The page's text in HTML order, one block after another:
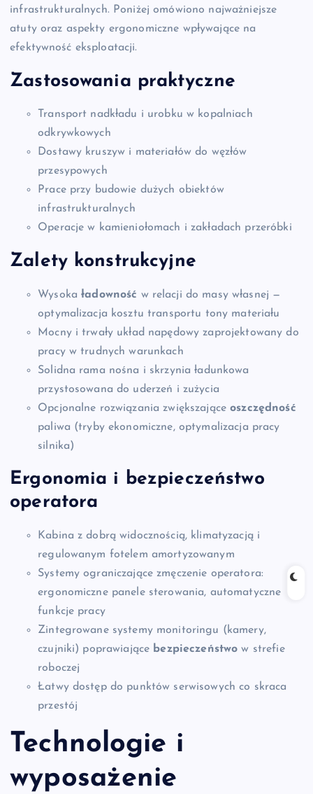
infrastrukturalnych. Poniżej omówiono najważniejsze
atuty oraz aspekty ergonomiczne wpływające na
efektywność eksploatacji.
Zastosowania praktyczne
Transport nadkładu i urobku w kopalniach
odkrywkowych
Dostawy kruszyw i materiałów do węzłów
przesypowych
Prace przy budowie dużych obiektów
infrastrukturalnych
Operacje w kamieniołomach i zakładach przeróbki
Zalety konstrukcyjne
Wysokaładowność w relacji do masy własnej —
optymalizacja kosztu transportu tony materiału
Mocny i trwały układ napędowy zaprojektowany do
pracy w trudnych warunkach
Solidna rama nośna i skrzynia ładunkowa
przystosowana do uderzeń i zużycia
Opcjonalne rozwiązania zwiększająceoszczędność
paliwa (tryby ekonomiczne, optymalizacja pracy
silnika)
Ergonomia i bezpieczeństwo
operatora
Kabina z dobrą widocznością, klimatyzacją i
regulowanym fotelem amortyzowanym
Systemy ograniczające zmęczenie operatora:
ergonomiczne panele sterowania, automatyczne
funkcje pracy
Zintegrowane systemy monitoringu (kamery,
czujniki) poprawiające bezpieczeństwo w strefie
roboczej
Łatwy dostęp do punktów serwisowych co skraca
przestój
Technologie i
wyposażenie